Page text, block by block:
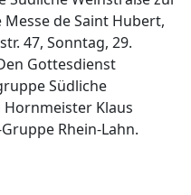
de Saint Hubert,
47, Sonntag, 29.
Gottesdienst
Südliche
Klaus
Rhein-Lahn.